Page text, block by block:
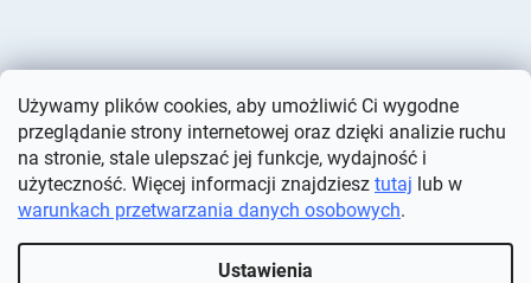
Używamy plików cookies, aby umożliwić Ci wygodne
przeglądanie strony internetowej oraz dzięki analizie ruchu
na stronie, stale ulepszać jej funkcje, wydajność i
użyteczność. Więcej informacji znajdziesz tutaj lub w
warunkach przetwarzania danych osobowych.
Ustawienia